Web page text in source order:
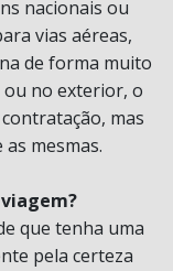
nacionais ou
vias aéreas,
de forma muito
ou no exterior, o
mas
mesmas.
que tenha uma
pela certeza